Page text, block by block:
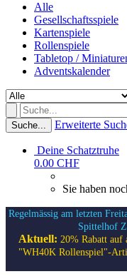
Alle
Gesellschaftsspiele
Kartenspiele
Rollenspiele
Tabletop /
Adventskalender
Suche... Erweiterte
Deine Schatztruhe
0.00 CHF
Sie haben
Regelmässig am letzten
Spittelhof
Aktuell: 20% Rabatt auf
"WH40K Rollenspiel"-